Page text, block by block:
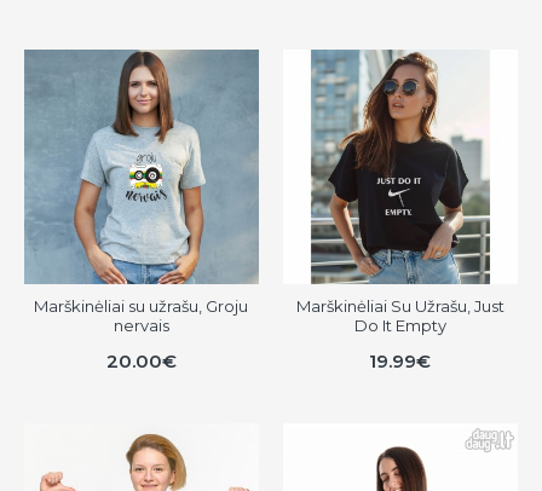
Marškinėliai su užrašu, Groju
nervais
20.00€
Marškinėliai Su Užrašu, Just
Do It Empty
19.99€